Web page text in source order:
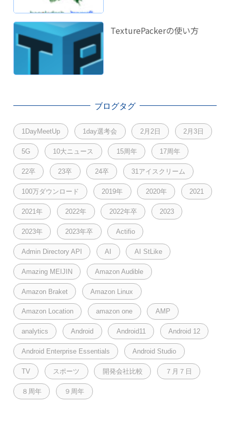
TexturePackerの使い方
ブログタグ
1DayMeetUp 1day選考会 2月2日 2月3日
5G 10大ニュース 15周年 17周年
22卒 23卒 24卒 31アイスクリーム
100万ダウンロード 2019年 2020年 2021
2021年 2022年 2022年卒 2023
2023年 2023年卒 Actifio
Admin Directory API AI AI StLike
Amazing MEIJIN Amazon Audible
Amazon Braket Amazon Linux
Amazon Location amazon one AMP
analytics Android Android11 Android 12
Android Enterprise Essentials Android Studio
TV スポーツ 開発会社比較 ７月７日
８周年 ９周年